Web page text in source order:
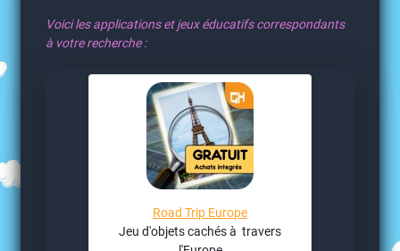
Voici les applications et jeux éducatifs correspondants
à votre recherche :
Road Trip Europe
Jeu d'objets cachés à travers